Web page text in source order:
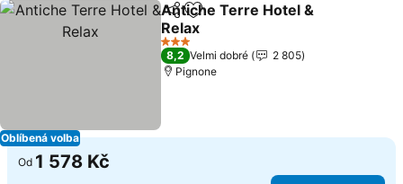
Oblíbená volba
SdíletPřidat na seznam oblíbených
Antiche Terre Hotel &
Relax
3 Počet hvězdiček
8,2 Velmi dobré
2 805
Pignone
Od 1 578 Kč